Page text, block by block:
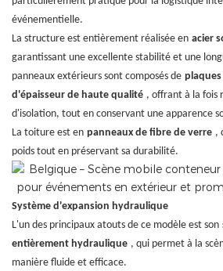
événementielle.
La structure est entièrement réalisée en acier
garantissant une excellente stabilité et une
panneaux extérieurs sont composés de
d'épaisseur de haute qualité , offrant à la fois
d'isolation, tout en conservant une apparence
La toiture est en panneaux de fibre de verre ,
poids tout en préservant sa durabilité.
Système d'expansion hydraulique
L'un des principaux atouts de ce modèle est son
entièrement hydraulique , qui permet à la
manière fluide et efficace.